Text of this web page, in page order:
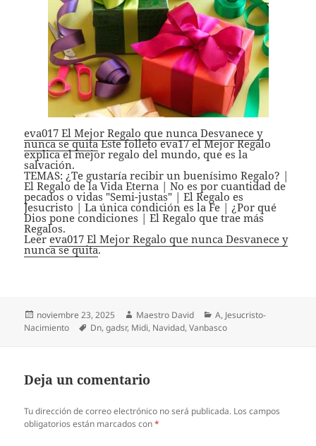
eva017 El Mejor Regalo que nunca Desvanece y
nunca se quitaEste folleto eva17 el Mejor Regalo
explica el mejor regalo del mundo, que es la
salvación.
TEMAS: ¿Te gustaría recibir un buenísimo Regalo? |
El Regalo de la Vida Eterna | No es por cuantidad de
pecados o vidas "Semi-justas" | El Regalo es
Jesucristo | La única condición es la Fe | ¿Por qué
Dios pone condiciones | El Regalo que trae más
Regalos.
Leereva017 El Mejor Regalo que nunca Desvanece y
nunca se quita.
Publicado
el
noviembre 23, 2025 Autor
Maestro David Categorías
A, Jesucristo-
Nacimiento
Etiquetas
Dn,gadsr, Midi, Navidad,Vanbasco
Deja un comentario
Tu dirección de correo electrónico no será publicada. Los campos
obligatorios están marcados con*